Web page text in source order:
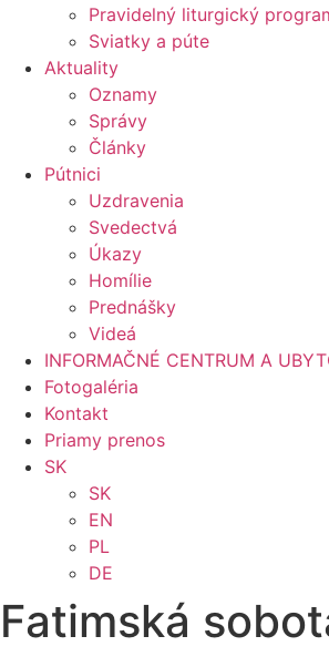
Pravidelný liturgický
Sviatky a púte
Aktuality
Oznamy
Správy
Články
Pútnici
Uzdravenia
Svedectvá
Úkazy
Homílie
Prednášky
Videá
INFORMAČNÉ CENTRUM A
Fotogaléria
Kontakt
Priamy prenos
SK
SK
EN
PL
DE
Fatimská